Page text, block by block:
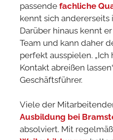
passende fachliche
kennt sich andererseits
Darüber hinaus kennt
Team und kann daher
perfekt ausspielen. „Ich
Kontakt abreißen
Geschäftsführer.
Viele der
Ausbildung bei
absolviert. Mit